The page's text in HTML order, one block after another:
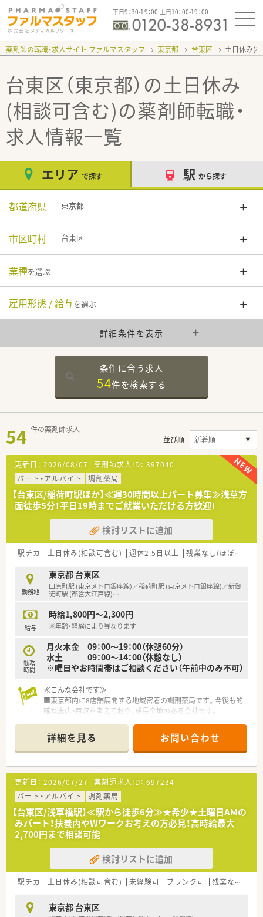
平日9：30-19：00 土日10：00-19：00
薬剤師の転職・求人サイト ファルマスタッフ 東京都 台東区 土日休み(
台東区（東京都）の土日休み
(相談可含む)の薬剤師転職・
求人情報一覧
エリア で探す 駅 から探す
都道府県 東京都
市区町村 台東区
業種を選ぶ
雇用形態 / 給与を選ぶ
詳細条件を表示
条件に合う求人
54件を検索する
54 件の薬剤師求人
並び順
更新日： 2026/08/07 薬剤師求人ID： 397040
パート・アルバイト
調剤薬局
【台東区/稲荷町駅ほか】≪週30時間以上パート募集≫浅草方
面徒歩5分！平日19時までご就業いただける方歓迎！
検討リストに追加
駅チカ 土日休み(相談可含む) 週休2.5日以上 残業なし(ほぼなし含む)
勤務地
東京都 台東区
田原町駅 (東京メトロ銀座線)／稲荷町駅 (東京メトロ銀座線)／新御
徒町駅 (都営大江戸線)…
給与
時給1,800円～2,300円
※年齢・経験により異なります
勤務
時間
月火木金 09：00～19：00（休憩60分）
水土 09：00～14：00（休憩なし）
※曜日やお時間帯はご相談ください（午前中のみ不可）
≪こんな会社です≫
■東京都内に8店舗展開する地域密着の調剤薬局です。今後も的
確な出店・買収を考えており、成長余地のある会社です。
店舗ごとの考えが尊重される職場環境がございます。
■ヘルプ人材がいるため、お休みも取りやすい環境です。また、
忘年会や歓迎会、社員旅行など各種イベントも盛んでアットホー
ムな雰囲気です。
■ご面接もお人柄を重視しております！その為、人間関係良好で
す◎
≪こんな薬局です≫
■稲荷町駅より浅草方面に徒歩5分の好立地！田原町駅や新御徒
町駅からも通勤可能でストレスなく通えます。
■整形外科メインで処方箋を応需しており、ゆったりとお仕事が
できる環境です！
■身体が不自由で通院が難しい方に在宅対応も行っておりま
す。
■食事に関することや身体づくり（ダイエット）に関するご相談
詳細を見る お問い合わせ
更新日： 2026/07/27 薬剤師求人ID： 697234
パート・アルバイト
調剤薬局
【台東区/浅草橋駅】≪駅から徒歩6分≫★希少★土曜日AMの
みパート！扶養内やWワークお考えの方必見！高時給最大
2,700円まで相談可能
検討リストに追加
駅チカ 土日休み(相談可含む) 未経験可 ブランク可 残業なし(ほぼなし含む)
東京都 台東区